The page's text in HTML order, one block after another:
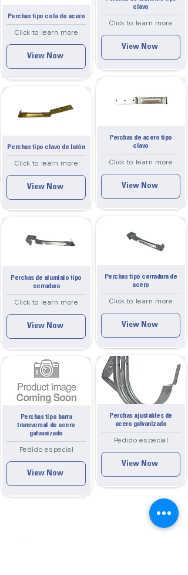
Perchas tipo cola de acero
Click to learn more
View Now
Perchas tipo clavo de latón
Click to learn more
View Now
Perchas de aluminio tipo
cerradura
Click to learn more
View Now
Perchas tipo barra
transversal de acero
galvanizado
Pedido especial
View Now
clavo
Click to learn more
View Now
Perchas de acero tipo
clavo
Click to learn more
View Now
Perchas tipo cerradura de
acero
Click to learn more
View Now
Perchas ajustables de
acero galvanizado
Pedido especial
View Now